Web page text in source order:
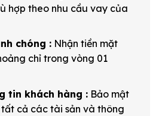
hợp theo nhu cầu vay của
chóng :Nhận tiền mặt
chỉ trong vòng 01
tin khách hàng :Bảo mật
cả các tài sản và thông